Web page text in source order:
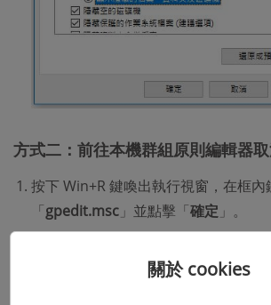
方式二：前往本機群組原則編輯器
按下 Win+R 鍵喚出執行視窗，在框內
「gpedit.msc 」並點擊「確定 」。
Windows 元件」>「檔案總管
關於 cookies